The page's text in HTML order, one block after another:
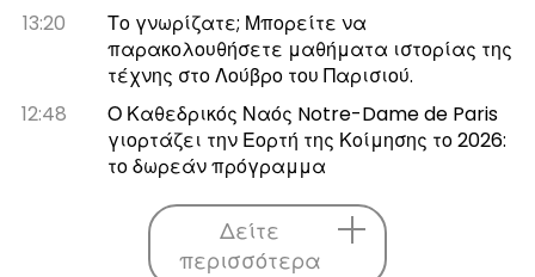
13:20
Το γνωρίζατε; Μπορείτε να
παρακολουθήσετε μαθήματα ιστορίας της
τέχνης στο Λούβρο του Παρισιού.
12:48
Ο Καθεδρικός Ναός Notre-Dame de Paris
γιορτάζει την Εορτή της Κοίμησης το 2026:
το δωρεάν πρόγραμμα
Δείτε
περισσότερα